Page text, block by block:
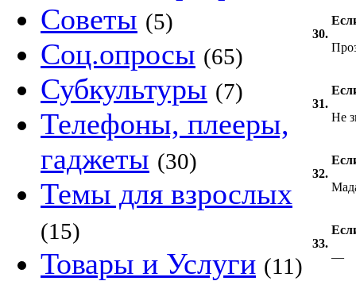
Советы (5)
Соц.опросы (65)
Субкультуры (7)
Телефоны, плееры,
гаджеты (30)
Темы для взрослых
(15)
Товары и Услуги (11)
30.
31.
Не
32.
33.
—